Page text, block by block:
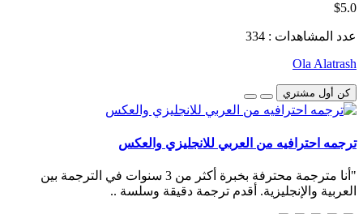
$5.0
عدد المشاهدات : 334
Ola Alatrash
كن أول مشتري
ترجمه احترافيه من العربي للانجليزي والعكس
"أنا مترجمة محترفة بخبرة أكثر من 3 سنوات في الترجمة بين
العربية والإنجليزية. أقدم ترجمة دقيقة وسلسة ..